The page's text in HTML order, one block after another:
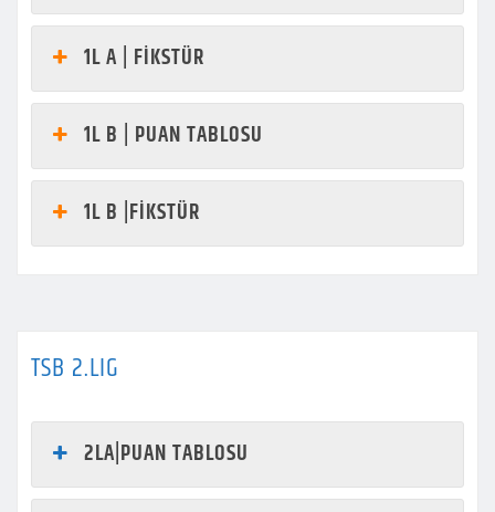
1L A | FİKSTÜR
1L B | PUAN TABLOSU
1L B |FİKSTÜR
TSB 2.LIG
2LA|PUAN TABLOSU